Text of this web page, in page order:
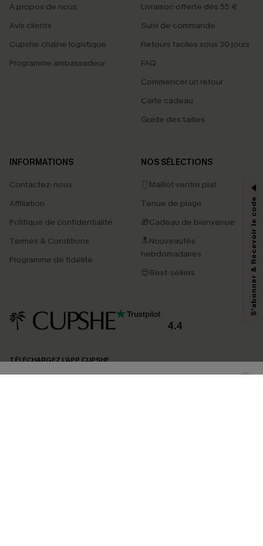
À propos de nous
Avis clients
Cupshe chaîne logistique
Programme ambassadeur
Livraison offerte dès 55 €
Suivi de commande
Retours faciles sous 30 jours
FAQ
Commencer un retour
Carte cadeau
Guide des tailles
INFORMATIONS
Contactez-nous
Affiliation
Politique de confidentialité
Termes & Conditions
Programme de fidélité
NOS SÉLECTIONS
🩱Maillot ventre plat
Tenue de plage
🎁Cadeau de bienvenue
🔝Nouveautés
hebdomadaires
😍Best-sellers
4.4
TÉLÉCHARGEZ L’APP CUPSHE
PROFITEZ DE -15%
-15% dès 2 Achetés par E-mail
*Un code par commande, valable une seule fois.
En soumettant votre adresse e-mail, vous acceptez de recevoir des e-mails
marketing (y compris du contenu généré par l'IA) de Cupshe et
reconnaissez avoir pris connaissance de nos
pouvons utiliser les données collectées sur notre site ainsi que des
produits susceptibles de vous intéresser, conformément à notre
Politique de
confidentialité
. Vous pouvez vous désabonner à tout moment.
S'abonner & Recevoir le code